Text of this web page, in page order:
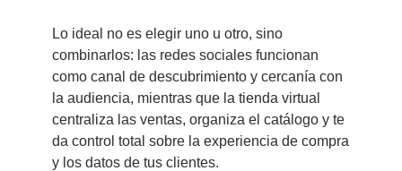
Lo ideal no es elegir uno u otro, sino
combinarlos: las redes sociales funcionan
como canal de descubrimiento y cercanía con
la audiencia, mientras que la tienda virtual
centraliza las ventas, organiza el catálogo y te
da control total sobre la experiencia de compra
y los datos de tus clientes.